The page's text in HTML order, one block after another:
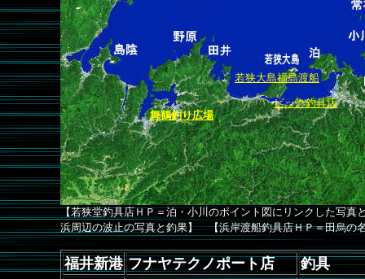
【若狭堂釣具店ＨＰ＝泊・小川のポイント図にリンクした写
浜周辺の波止の写真と釣果】 【浜岸渡船釣具店ＨＰ＝田烏の
福井新港 フナヤテクノポート店
釣具
ビック釣具店
舞鶴釣り広場
若狭大島福島渡船